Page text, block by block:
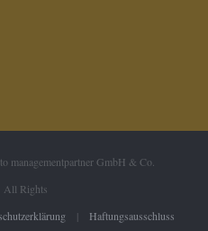
managementpartner GmbH & Co.
Rights
| Haftungsausschluss